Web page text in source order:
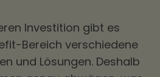
Investition gibt es
Bereich verschiedene
und Lösungen. Deshalb